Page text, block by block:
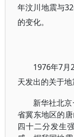
年汶川地震与
的变化。
1976年7月
天发出的关于地
新华社北
省冀东地区的
四十二分发生